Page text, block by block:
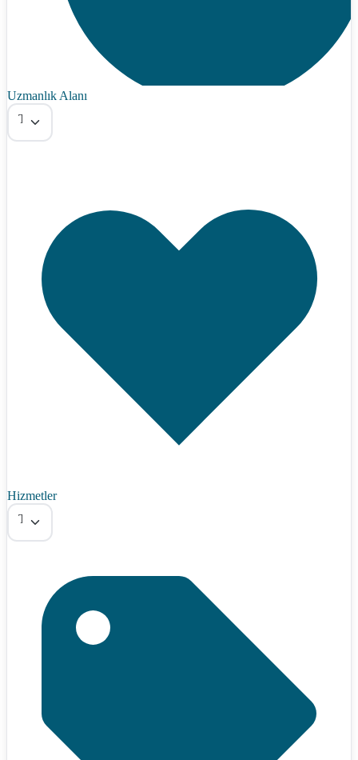
Uzmanlık Alanı
Tümü
Hizmetler
Tümü